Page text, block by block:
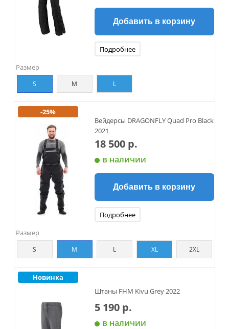
Добавить в корзину
Подробнее
Размер
S M L
-25%
Вейдерсы DRAGONFLY Quad Pro Black
2021
18 500 р.
в наличии
Добавить в корзину
Подробнее
Размер
S M L XL 2XL
Новинка
Штаны FHM Kivu Grey 2022
5 190 р.
в наличии